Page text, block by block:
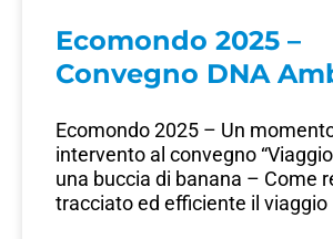
Ecomondo 2025 –
Convegno DNA
Ecomondo 2025 – Un
intervento al convegno
una buccia di banana – Come
tracciato ed efficiente il viaggio